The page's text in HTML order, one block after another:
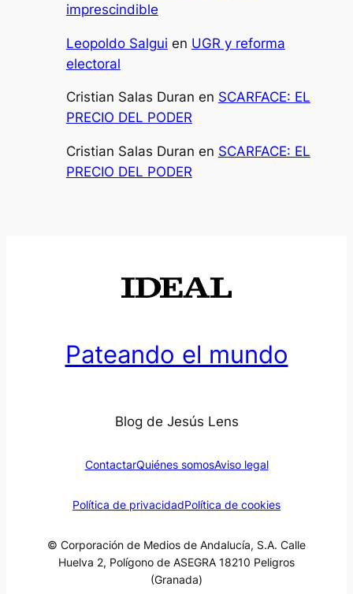
imprescindible
Leopoldo Salgui en UGR y reforma
electoral
Cristian Salas Duran en SCARFACE: EL
PRECIO DEL PODER
Cristian Salas Duran en SCARFACE: EL
PRECIO DEL PODER
Pateando el mundo
Blog de Jesús Lens
ContactarQuiénes somosAviso legal
Política de privacidadPolítica de cookies
© Corporación de Medios de Andalucía, S.A. Calle
Huelva 2, Polígono de ASEGRA 18210 Peligros
(Granada)